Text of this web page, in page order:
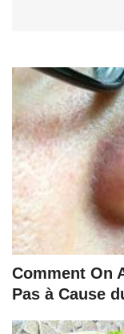
Comment On
Pas à Cause